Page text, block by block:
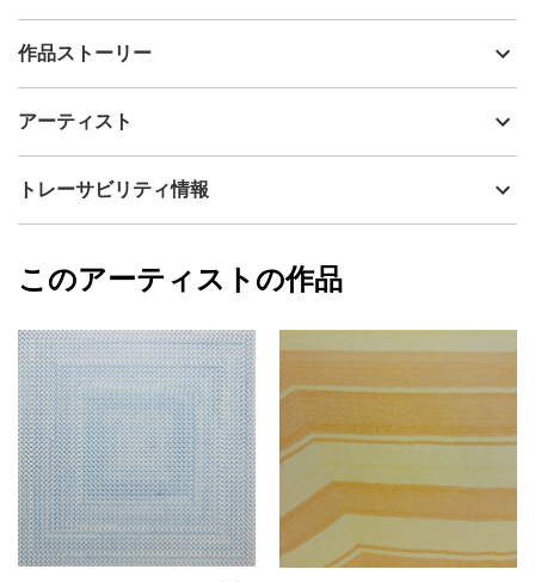
出品者
制作年
アクリル
カラー
その他カラー
ジャンル
抽象画
配送目安
二週間以内
作品ストーリー
規則を守って描いていけば特別な技能がなくても誰でも描ける作
的に広がることで視覚的なリズムを生み出す絵画となりました。
アーティスト
平子暖
フォローする
トレーサビリティ情報
平子暖
このアーティストの作品